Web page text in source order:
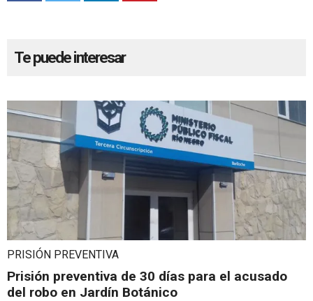
Te puede interesar
PRISIÓN PREVENTIVA
Prisión preventiva de 30 días para el acusado
del robo en Jardín Botánico